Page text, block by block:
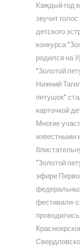
Каждый год
звучит
детского
конкурса
родился на
"Золотой
Нижний
петушок"
карточкой
Многие
известными
"Золотой
эфире
фестивали-